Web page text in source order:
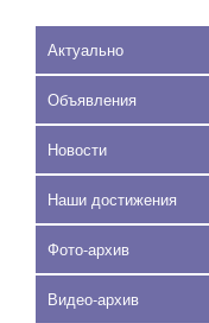
Актуально
Объявления
Новости
Наши достижения
Фото-архив
Видео-архив